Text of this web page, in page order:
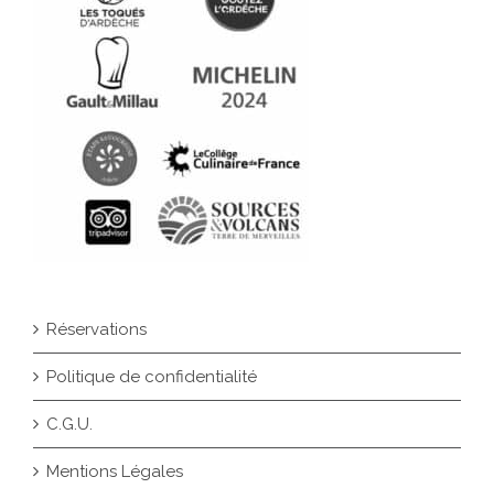
Réservations
Politique de confidentialité
C.G.U.
Mentions Légales